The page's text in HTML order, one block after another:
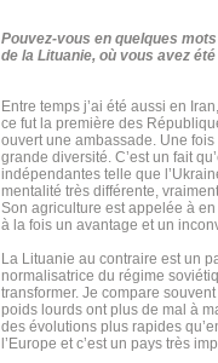
Pouvez-vous en quelques
de la Lituanie, où vous avez
Entre temps j’ai été aussi en
ce fut la première des
ouvert une ambassade. Une
grande diversité. C’est un fait
indépendantes telle que
mentalité très différente,
Son agriculture est appelée à
à la fois un avantage et un
La Lituanie au contraire est un
normalisatrice du régime
transformer. Je compare
poids lourds ont plus de mal à
des évolutions plus rapides
l’Europe et c’est un pays très